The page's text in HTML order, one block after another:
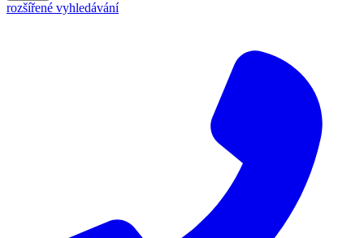
rozšířené vyhledávání